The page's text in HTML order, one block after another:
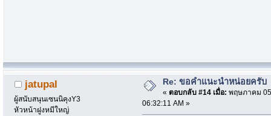
jatupal
ผู้สนับสนุนเซนนิคุงY3
หัวหน้าฝูงหมีใหญ่
Re: ขอคำแนะนำหน่อยครับ
« ตอบกลับ #14 เมื่อ: พฤษภาคม
06:32:11 AM »